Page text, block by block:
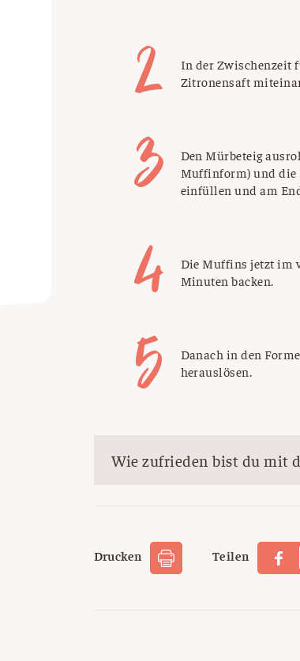
In der Zwischenzeit
Zitronensaft
Den Mürbeteig
Muffinform) und die
einfüllen und am
Die Muffins jetzt im
Minuten backen.
Danach in den
herauslösen.
Wie zufrieden bist du mit
Drucken Teilen